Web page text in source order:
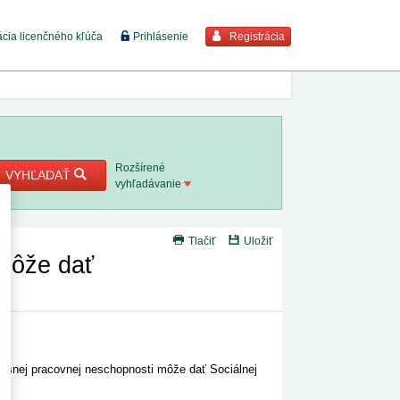
licenčného kľúča Prihlásenie Registrácia
viac
8. 2026
8.
8. 2026
8. 2026
VYHĽADAŤ
Rozšírené
vyhľadávanie
Tlačiť
Uložiť
dať
pracovnej neschopnosti môže dať Sociálnej